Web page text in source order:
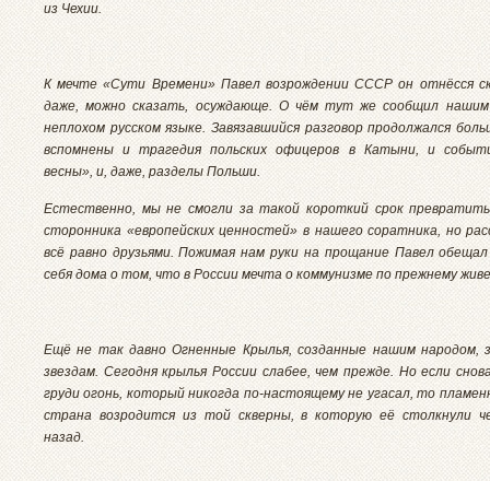
из Чехии.
К мечте «Сути Времени» Павел возрождении СССР он отнёсся
даже, можно сказать, осуждающе. О чём тут же сообщил
неплохом русском языке. Завязавшийся разговор продолжался
вспомнены и трагедия польских офицеров в Катыни, и
весны», и, даже, разделы Польши.
Естественно, мы не смогли за такой короткий срок
сторонника «европейских ценностей» в нашего соратника, но
всё равно друзьями. Пожимая нам руки на прощание Павел обещал
себя дома о том, что в России мечта о коммунизме по прежнему
Ещё не так давно Огненные Крылья, созданные нашим народом,
звездам. Сегодня крылья России слабее, чем прежде. Но если
груди огонь, который никогда по-настоящему не угасал, то
страна возродится из той скверны, в которую её столкнули
назад.